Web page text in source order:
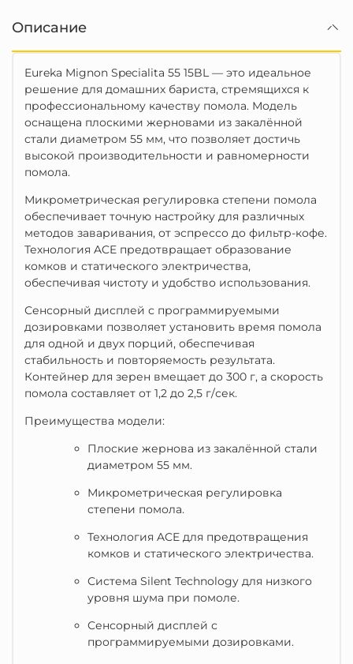
Описание
Eureka Mignon Specialita 55 15BL — это идеальное
решение для домашних бариста, стремящихся к
профессиональному качеству помола. Модель
оснащена плоскими жерновами из закалённой
стали диаметром 55 мм, что позволяет достичь
высокой производительности и равномерности
помола.
Микрометрическая регулировка степени помола
обеспечивает точную настройку для различных
методов заваривания, от эспрессо до фильтр-кофе.
Технология ACE предотвращает образование
комков и статического электричества,
обеспечивая чистоту и удобство использования.
Сенсорный дисплей с программируемыми
дозировками позволяет установить время помола
для одной и двух порций, обеспечивая
стабильность и повторяемость результата.
Контейнер для зерен вмещает до 300 г, а скорость
помола составляет от 1,2 до 2,5 г/сек.
Преимущества модели:
Плоские жернова из закалённой стали
диаметром 55 мм.
Микрометрическая регулировка
степени помола.
Технология ACE для предотвращения
комков и статического электричества.
Система Silent Technology для низкого
уровня шума при помоле.
Сенсорный дисплей с
программируемыми дозировками.